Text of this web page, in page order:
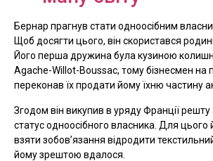
Бернар прагнув стати одноосібним
Щоб досягти цього, він скористався
Його перша дружина була кузиною
Agache-Willot-Boussac, тому бізнесмен на
переконав їх продати йому їхню частину
Згодом він викупив в уряду Франції решту
статус одноосібного власника. Для
взяти зобов’язання відродити
йому зрештою вдалося.